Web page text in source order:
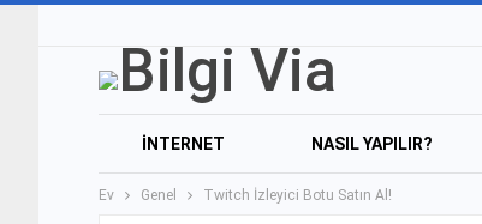
İNTERNET NASIL YAPILIR?
Ev Genel Twitch İzleyici Botu Satın Al!